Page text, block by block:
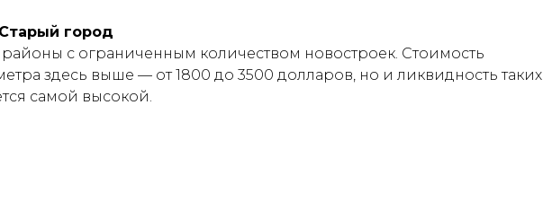
город
с ограниченным количеством новостроек. Стоимость
здесь выше — от 1800 до 3500 долларов, но и ликвидность таких
самой высокой.